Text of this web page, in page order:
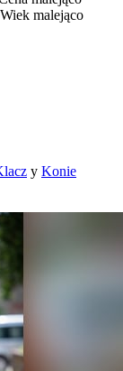
Wiek malejąco
y Konie